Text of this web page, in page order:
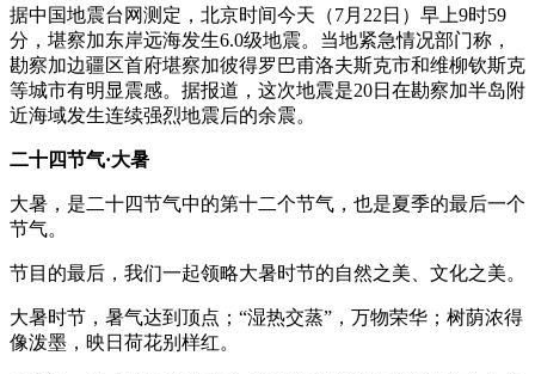
据中国地震台网测定，北京时间今天（7月22日）早上9时59
分，堪察加东岸远海发生6.0级地震。当地紧急情况部门称，
勘察加边疆区首府堪察加彼得罗巴甫洛夫斯克市和维柳钦斯克
等城市有明显震感。据报道，这次地震是20日在勘察加半岛附
近海域发生连续强烈地震后的余震。
二十四节气·大暑
大暑，是二十四节气中的第十二个节气，也是夏季的最后一个
节气。
节目的最后，我们一起领略大暑时节的自然之美、文化之美。
大暑时节，暑气达到顶点；“湿热交蒸”，万物荣华；树荫浓得
像泼墨，映日荷花别样红。